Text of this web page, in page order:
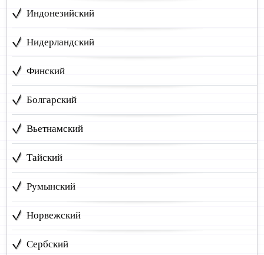
Индонезийский
Нидерландский
Финский
Болгарский
Вьетнамский
Тайский
Румынский
Норвежский
Сербский